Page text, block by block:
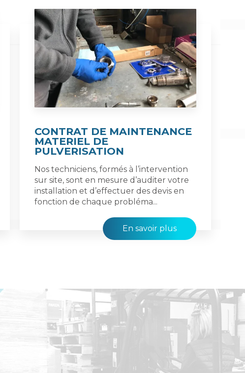
CONTRAT DE MAINTENANCE
MATERIEL DE
PULVERISATION
Nos techniciens, formés à l’intervention
sur site, sont en mesure d’auditer votre
installation et d’effectuer des devis en
fonction de chaque probléma...
En savoir plus